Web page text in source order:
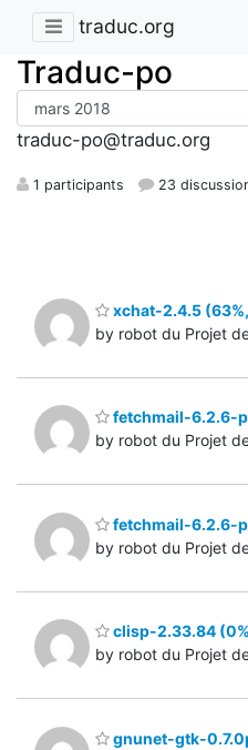
traduc.org
Traduc-po
traduc-po@traduc.org
1 participants 23
xchat-2.4.5
by robot du Projet
fetchmail-6.2.6-
by robot du Projet
fetchmail-6.2.6-
by robot du Projet
clisp-2.33.84
by robot du Projet
gnunet-gtk-